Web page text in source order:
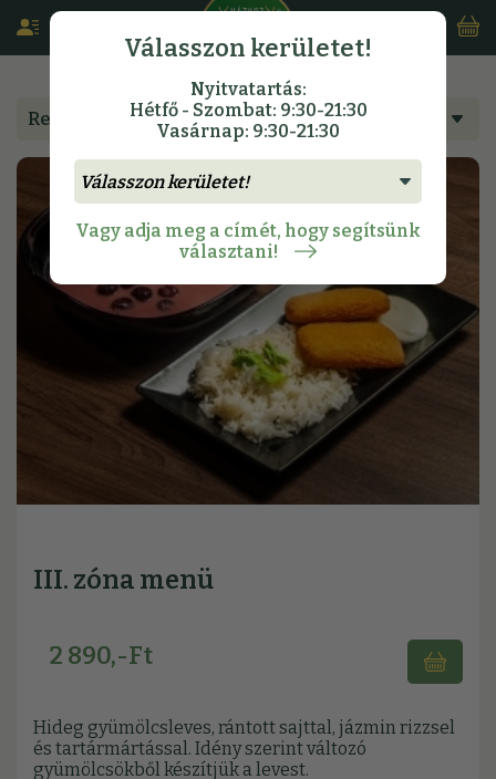
Rendeljen étlapunkról
III. zóna menü
2 890,-Ft
Hideg gyümölcsleves, rántott sajttal, jázmin rizzsel
és tartármártással. Idény szerint változó
gyümölcsökből készítjük a levest.
Válasszon kerületet!
Nyitvatartás:
Hétfő - Szombat: 9:30-21:30
Vasárnap: 9:30-21:30
Vagy adja meg a címét, hogy segítsünk
választani!